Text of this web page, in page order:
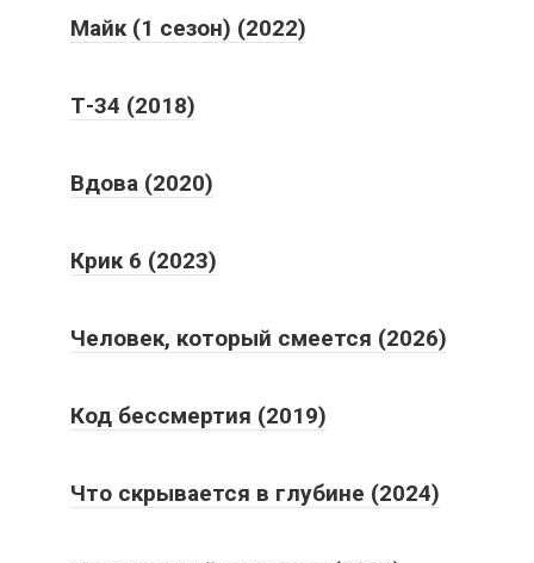
Майк (1 сезон) (2022)
Т-34 (2018)
Вдова (2020)
Крик 6 (2023)
Человек, который смеется (2026)
Код бессмертия (2019)
Что скрывается в глубине (2024)